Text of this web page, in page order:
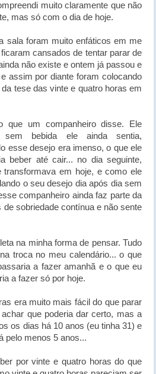
muito claramente que não
mas só com o dia de hoje.
sala foram muito enfáticos em me
cansados de tentar parar de
não existe e ontem já passou e
assim por diante foram colocando
tese das vinte e quatro horas em
que um companheiro disse. Ele
bebida ele ainda sentia,
esse desejo era imenso, o que ele
beber até cair... no dia seguinte,
em hoje, e como ele
o seu desejo dia após dia sem
companheiro ainda faz parte da
sobriedade contínua e não sente
na minha forma de pensar. Tudo
troca no meu calendário... o que
a fazer amanhã e o que eu
a fazer só por hoje.
era muito mais fácil do que parar
que poderia dar certo, mas a
os dias há 10 anos (eu tinha 31) e
pelo menos 5 anos...
por vinte e quatro horas do que